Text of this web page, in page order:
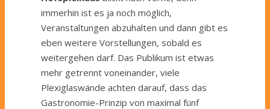
immerhin ist es ja noch möglich,
Veranstaltungen abzuhalten und dann gibt es
eben weitere Vorstellungen, sobald es
weitergehen darf. Das Publikum ist etwas
mehr getrennt voneinander, viele
Plexiglaswände achten darauf, dass das
Gastronomie-Prinzip von maximal fünf